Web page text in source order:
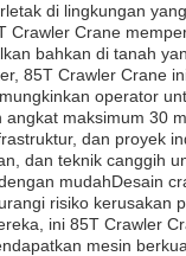
di lingkungan
Crane
bahkan di tanah
85T Crawler Crane
operator
maksimum 30
dan proyek
dan teknik canggih
mudahDesain
risiko kerusakan
ini 85T Crawler
mesin